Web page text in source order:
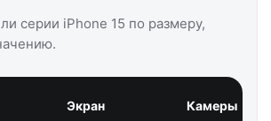
серии iPhone 15 по размеру,
Экран Камеры